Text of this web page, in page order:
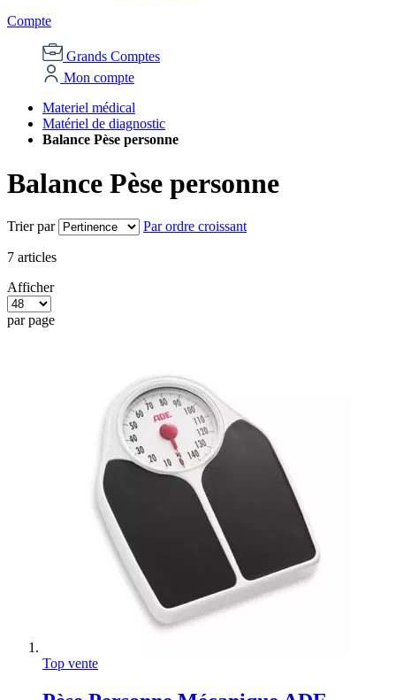
Compte
Grands Comptes
Mon compte
Materiel médical
Matériel de diagnostic
Balance Pèse personne
Balance Pèse personne
Trier par Par ordre croissant
7 articles
Afficher
par page
Top vente